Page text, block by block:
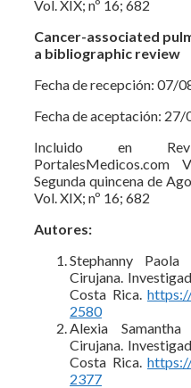
Vol. XIX; nº 16; 682
Cancer-associated
a bibliographic review
Fecha de recepción: 07/
Fecha de aceptación:
Incluido en
PortalesMedicos.com
Segunda quincena de
Vol. XIX; nº 16; 682
Autores:
Stephanny
Cirujana.
Costa Rica.
2580
Alexia
Cirujana.
Costa Rica.
2377